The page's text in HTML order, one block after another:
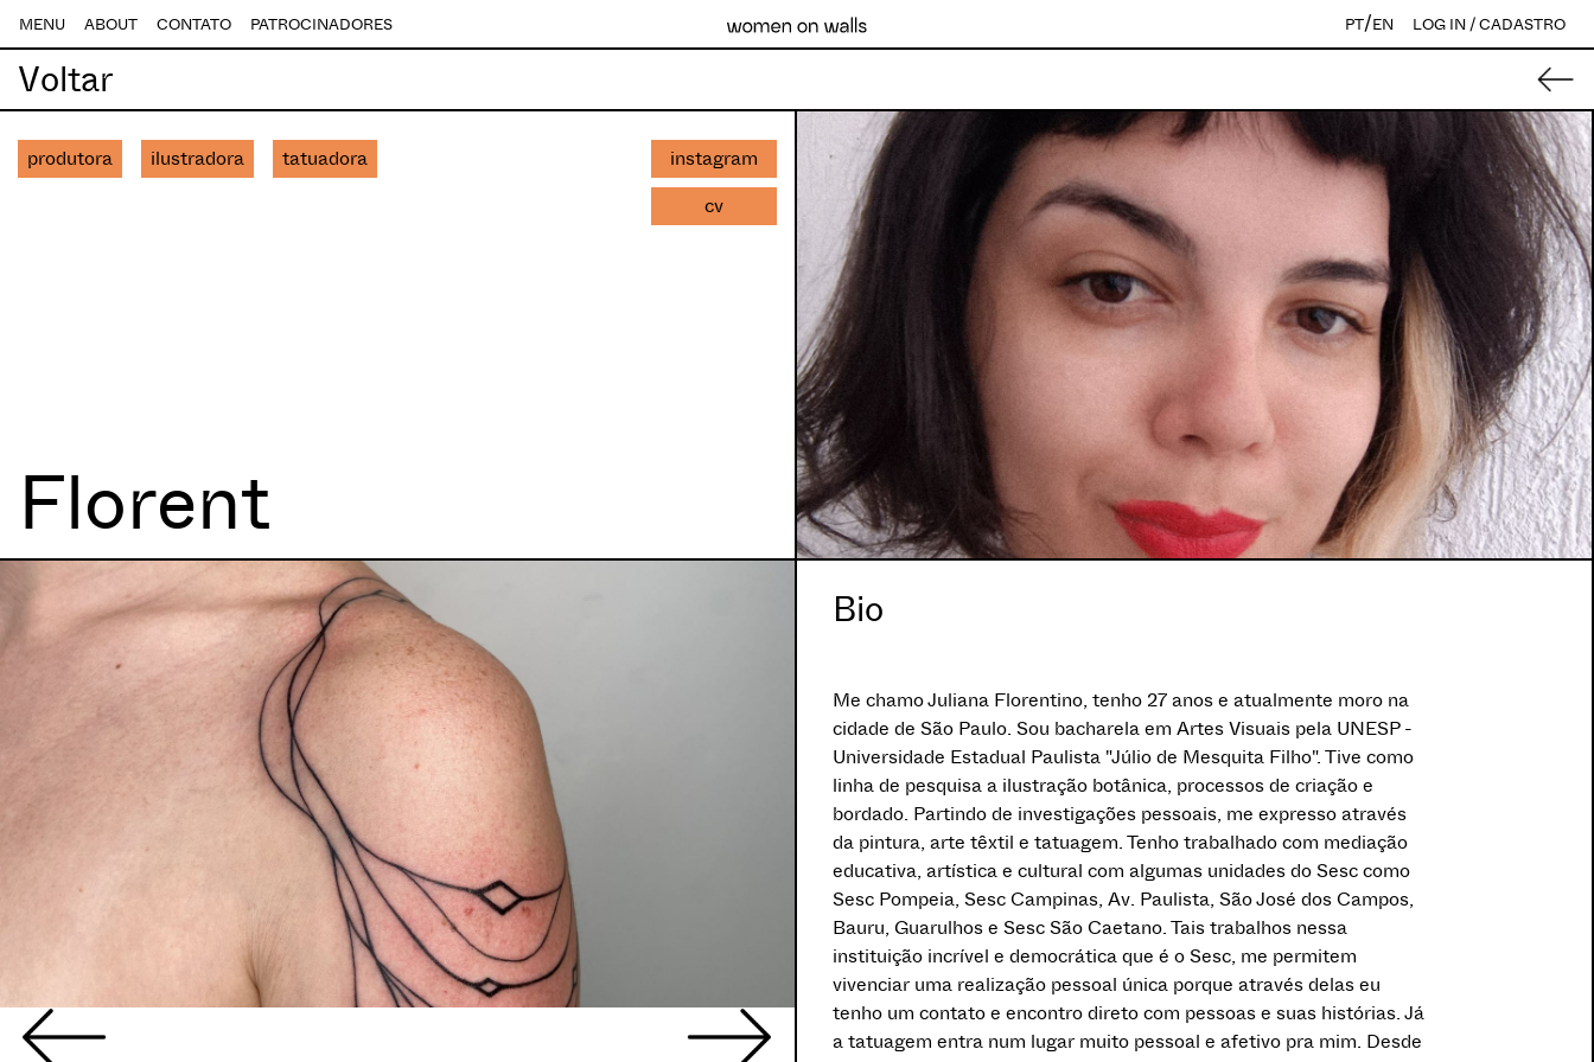
MENU ABOUT CONTATO PATROCINADORES PT/EN LOG IN / CADASTRO
Voltar
produtora ilustradora tatuadora
instagram
cv
Florent
Bio
Me chamo Juliana Florentino, tenho 27 anos e atualmente moro na
cidade de São Paulo. Sou bacharela em Artes Visuais pela UNESP -
Universidade Estadual Paulista "Júlio de Mesquita Filho". Tive como
linha de pesquisa a ilustração botânica, processos de criação e
bordado. Partindo de investigações pessoais, me expresso através
da pintura, arte têxtil e tatuagem. Tenho trabalhado com mediação
educativa, artística e cultural com algumas unidades do Sesc como
Sesc Pompeia, Sesc Campinas, Av. Paulista, São José dos Campos,
Bauru, Guarulhos e Sesc São Caetano. Tais trabalhos nessa
instituição incrível e democrática que é o Sesc, me permitem
vivenciar uma realização pessoal única porque através delas eu
tenho um contato e encontro direto com pessoas e suas histórias. Já
a tatuagem entra num lugar muito pessoal e afetivo pra mim. Desde